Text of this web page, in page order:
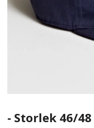
- Storlek 46/48